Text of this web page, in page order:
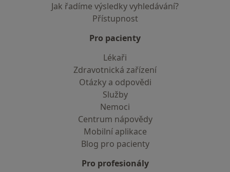
Jak řadíme výsledky vyhledávání?
Přístupnost
Pro pacienty
Lékaři
Zdravotnická zařízení
Otázky a odpovědi
Služby
Nemoci
Centrum nápovědy
Mobilní aplikace
Blog pro pacienty
Pro profesionály